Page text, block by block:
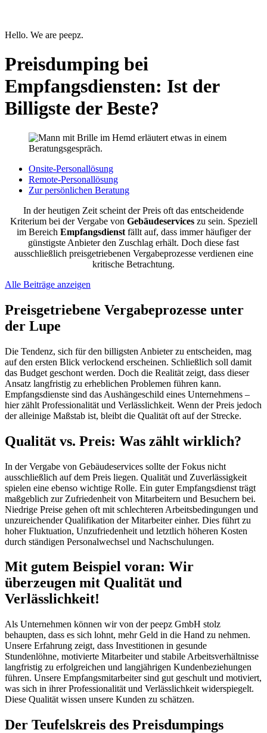
Hello. We are peepz.
Preisdumping bei
Empfangsdiensten: Ist der
Billigste der Beste?
Onsite-Personallösung
Remote-Personallösung
Zur persönlichen Beratung
In der heutigen Zeit scheint der Preis oft das entscheidende
Kriterium bei der Vergabe von Gebäudeserviceszu sein. Speziell
im Bereich Empfangsdienstfällt auf, dass immer häufiger der
günstigste Anbieter den Zuschlag erhält. Doch diese fast
ausschließlich preisgetriebenen Vergabeprozesse verdienen eine
kritische Betrachtung.
Alle Beiträge anzeigen
Preisgetriebene Vergabeprozesse unter
der Lupe
Die Tendenz, sich für den billigsten Anbieter zu entscheiden, mag
auf den ersten Blick verlockend erscheinen. Schließlich soll damit
das Budget geschont werden. Doch die Realität zeigt, dass dieser
Ansatz langfristig zu erheblichen Problemen führen kann.
Empfangsdienste sind das Aushängeschild eines Unternehmens –
hier zählt Professionalität und Verlässlichkeit. Wenn der Preis jedoch
der alleinige Maßstab ist, bleibt die Qualität oft auf der Strecke.
Qualität vs. Preis: Was zählt wirklich?
In der Vergabe von Gebäudeservices sollte der Fokus nicht
ausschließlich auf dem Preis liegen. Qualität und Zuverlässigkeit
spielen eine ebenso wichtige Rolle. Ein guter Empfangsdienst trägt
maßgeblich zur Zufriedenheit von Mitarbeitern und Besuchern bei.
Niedrige Preise gehen oft mit schlechteren Arbeitsbedingungen und
unzureichender Qualifikation der Mitarbeiter einher. Dies führt zu
hoher Fluktuation, Unzufriedenheit und letztlich höheren Kosten
durch ständigen Personalwechsel und Nachschulungen.
Mit gutem Beispiel voran: Wir
überzeugen mit Qualität und
Verlässlichkeit!
Als Unternehmen können wir von der peepz GmbH stolz
behaupten, dass es sich lohnt, mehr Geld in die Hand zu nehmen.
Unsere Erfahrung zeigt, dass Investitionen in gesunde
Stundenlöhne, motivierte Mitarbeiter und stabile Arbeitsverhältnisse
langfristig zu erfolgreichen und langjährigen Kundenbeziehungen
führen. Unsere Empfangsmitarbeiter sind gut geschult und motiviert,
was sich in ihrer Professionalität und Verlässlichkeit widerspiegelt.
Diese Qualität wissen unsere Kunden zu schätzen.
Der Teufelskreis des Preisdumpings